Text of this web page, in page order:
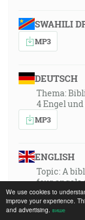
We use cookies to
improve your experience.
and advertising. више
SWAHILI
MP3
DEUTSCH
Thema:
4 Engel und
MP3
ENGLISH
Topic: A
four angels
MP3